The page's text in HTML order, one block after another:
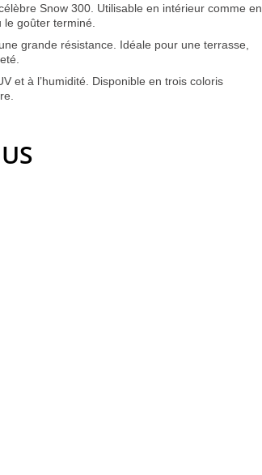
Snow 300. Utilisable en intérieur comme en
goûter terminé.
grande résistance. Idéale pour une terrasse,
et à l’humidité. Disponible en trois coloris